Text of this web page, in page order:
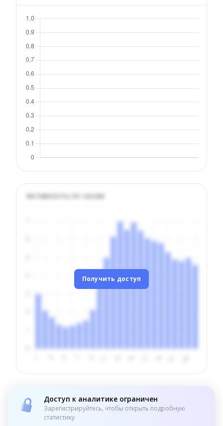
Активность по часам
Получить доступ
Доступ к аналитике ограничен
Зарегистрируйтесь, чтобы открыть подробную
статистику